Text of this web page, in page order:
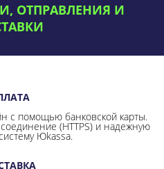
ОТПРАВЛЕНИЯ И
с помощью банковской карты.
(HTTPS) и надежную
Юkassa.